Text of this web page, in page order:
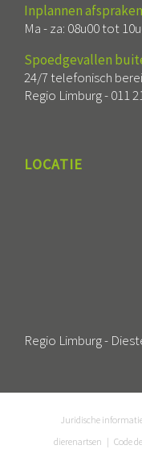
Inplannen afspraken
Ma - za: 08u00 tot
Spoedgevallen
24/7 telefonisch
Regio Limburg -011
LOCATIE
Regio Limburg -
Juridische
dierenartsen | Code